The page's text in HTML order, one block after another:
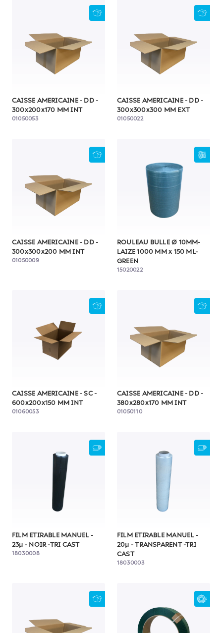
CAISSE AMERICAINE - DD -
300x200x170 MM INT
01050053
CAISSE AMERICAINE - DD -
300x300x300 MM EXT
01050022
CAISSE AMERICAINE - DD -
300x300x200 MM INT
01050009
ROULEAU BULLE Ø 10MM-
LAIZE 1000 MM x 150 ML-
GREEN
15020022
CAISSE AMERICAINE - SC -
600x200x150 MM INT
01060053
CAISSE AMERICAINE - DD -
380x280x170 MM INT
01050110
FILM ETIRABLE MANUEL -
23µ - NOIR -TRI CAST
18030008
FILM ETIRABLE MANUEL -
20µ - TRANSPARENT -TRI
CAST
18030003